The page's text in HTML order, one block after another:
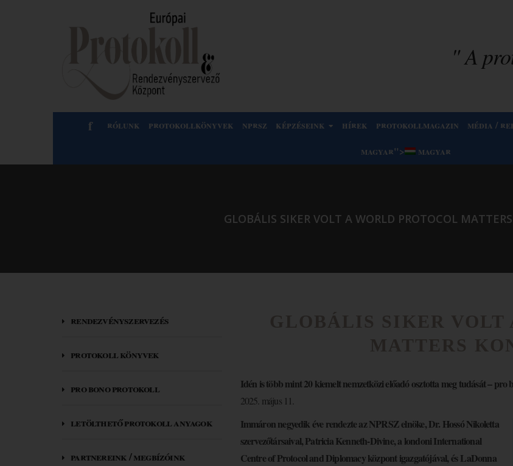
" A
f rólunk protokollkönyvek nprsz képzéseink hírek protokollmagazin média /
magyar"> magyar
GLOBÁLIS SIKER VOLT A WORLD PROTOCOL
rendezvényszervezés
protokoll könyvek
pro bono protokoll
letölthető protokoll anyagok
partnereink / megbízóink
Idén is több mint 20 kiemelt nemzetközi előadó osztotta meg tudását – pro
2025. május 11.
Immáron negyedik éve rendezte az NPRSZ elnöke, Dr. Hossó Nikoletta
szervezőtársaival, Patricia Kenneth-Divine, a londoni International
Centre of Protocol and Diplomacy központ igazgatójával, és LaDonna